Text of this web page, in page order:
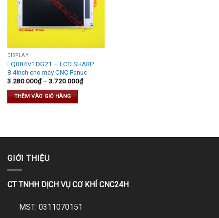
DISPLAY
LQ084V1DG21 – LCD SHARP
8.4inch cho máy CNC Fanuc
3.280.000₫– 3.720.000₫
THÊM VÀO GIỎ HÀNG
GIỚI THIỆU
CT TNHH DỊCH VỤ CƠ KHÍ CNC24H
MST: 0311070151